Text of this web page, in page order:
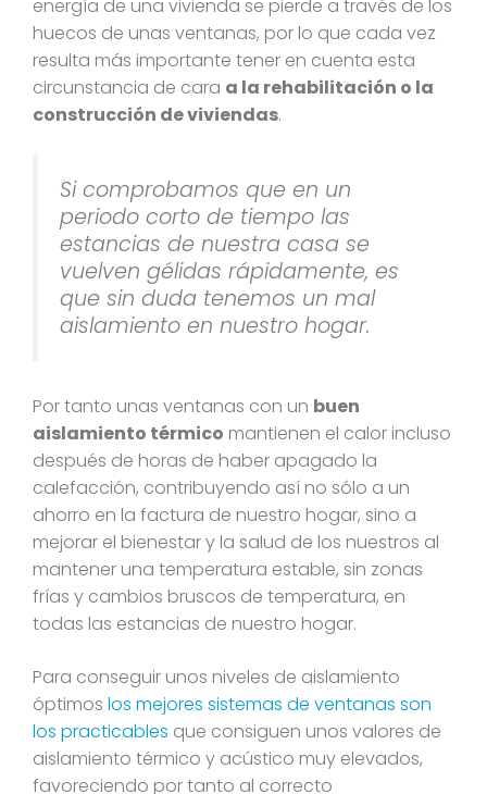
energía de una vivienda se pierde a través de los
huecos de unas ventanas, por lo que cada vez
resulta más importante tener en cuenta esta
circunstancia de cara a la rehabilitación o la
construcción de viviendas.
Si comprobamos que en un
periodo corto de tiempo las
estancias de nuestra casa se
vuelven gélidas rápidamente, es
que sin duda tenemos un mal
aislamiento en nuestro hogar.
Por tanto unas ventanas con un buen
aislamiento térmico mantienen el calor incluso
después de horas de haber apagado la
calefacción, contribuyendo así no sólo a un
ahorro en la factura de nuestro hogar, sino a
mejorar el bienestar y la salud de los nuestros al
mantener una temperatura estable, sin zonas
frías y cambios bruscos de temperatura, en
todas las estancias de nuestro hogar.
Para conseguir unos niveles de aislamiento
óptimos los mejores sistemas de ventanas son
los practicables que consiguen unos valores de
aislamiento térmico y acústico muy elevados,
favoreciendo por tanto al correcto